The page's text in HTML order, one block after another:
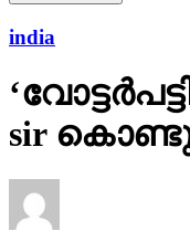
india
sir